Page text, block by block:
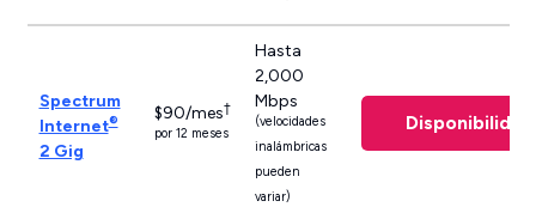
Spectrum
Internet®
2 Gig
$90/mes†
por 12 meses
Hasta
2,000
Mbps
(velocidades
inalámbricas
pueden
variar)
Disponibilidad